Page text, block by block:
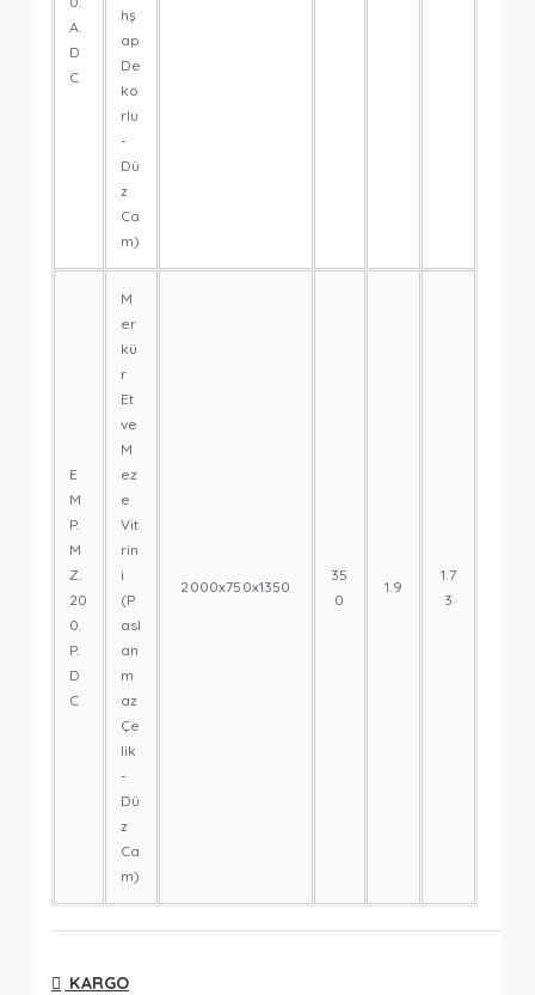
A.
D
C
hş
ap
De
ko
rlu
-
Dü
z
Ca
m)
E
M
P.
M
Z.
20
0.
P.
D
C
M
er
kü
r
Et
ve
M
ez
e
Vit
rin
i
(P
asl
an
m
az
Çe
lik
-
Dü
z
Ca
m)
2000x750x1350
35
0
1.9
1.7
3
KARGO